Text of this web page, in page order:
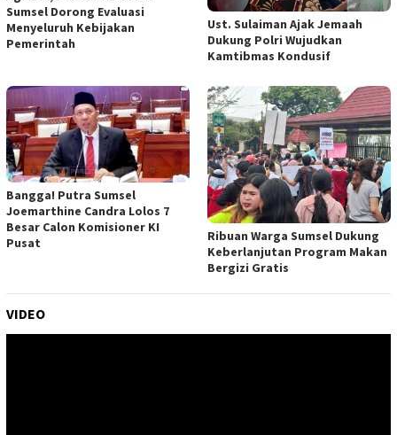
Sumsel Dorong Evaluasi
Menyeluruh Kebijakan
Pemerintah
Ust. Sulaiman Ajak Jemaah
Dukung Polri Wujudkan
Kamtibmas Kondusif
Bangga! Putra Sumsel
Joemarthine Candra Lolos 7
Besar Calon Komisioner KI
Pusat
Ribuan Warga Sumsel Dukung
Keberlanjutan Program Makan
Bergizi Gratis
VIDEO